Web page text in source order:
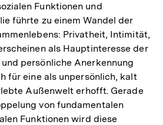
Funktionen und
führte zu einem Wandel der
Privatheit, Intimität,
als Hauptinteresse der
persönliche Anerkennung
für eine als unpersönlich, kalt
Außenwelt erhofft. Gerade
von fundamentalen
Funktionen wird diese